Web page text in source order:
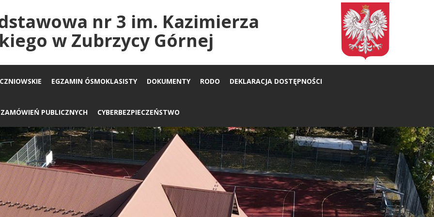
nr 3 im. Kazimierza
w Zubrzycy Górnej
EGZAMIN ÓSMOKLASISTY DOKUMENTY RODO DEKLARACJA DOSTĘPNOŚCI
PUBLICZNYCH CYBERBEZPIECZEŃSTWO